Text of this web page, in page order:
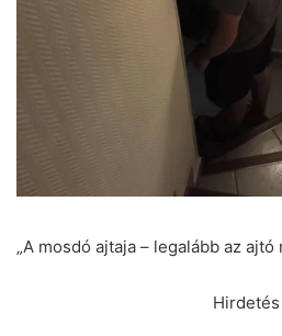
„A mosdó ajtaja – legalább az
Hirdetés